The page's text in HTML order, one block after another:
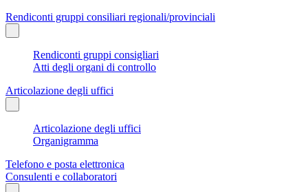
Rendiconti gruppi consiliari regionali/provinciali
Rendiconti gruppi consigliari
Atti degli organi di controllo
Articolazione degli uffici
Articolazione degli uffici
Organigramma
Telefono e posta elettronica
Consulenti e collaboratori